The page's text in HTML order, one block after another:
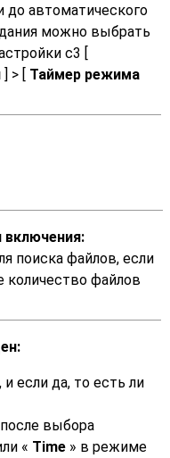
автоматического
можно выбрать
c3 [
] > [ Таймер режима
включения:
поиска файлов, если
количество файлов
если да, то есть ли
после выбора
« Time » в режиме